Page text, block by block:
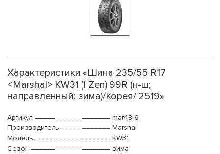
Характеристики «Шина 235/55 R17
<Marshal> KW31 (I Zen) 99R (н-ш;
направленный; зима)/Корея/ 2519»
Артикул
mar48-6
Производитель
Marshal
Модель
KW31
Сезон
зима